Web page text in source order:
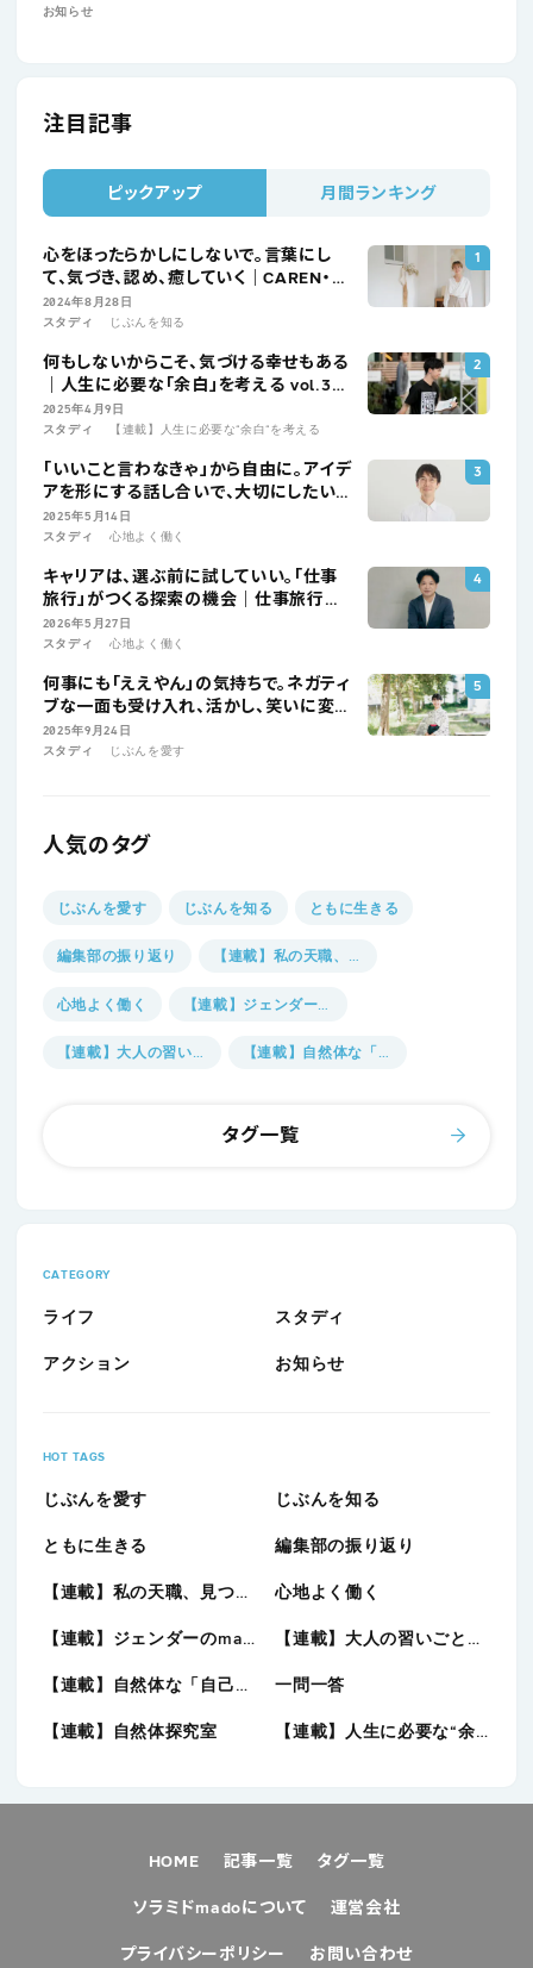
お知らせ
注目記事
ピックアップ 月間ランキング
心をほったらかしにしないで。言葉にし
て、気づき、認め、癒していく｜CAREN・松
浦桃子
2024年8月28日
スタディ
じぶんを知る
何もしないからこそ、気づける幸せもある
｜人生に必要な「余白」を考える vol.3
ぼーっとする大会プロデューサー・古井敬
人
2025年4月9日
スタディ
【連載】人生に必要な“余白“を考える
「いいこと言わなきゃ」から自由に。アイデ
アを形にする話し合いで、大切にしたいこ
と│高橋晋平さんインタビュー
2025年5月14日
スタディ
心地よく働く
キャリアは、選ぶ前に試していい。「仕事
旅行」がつくる探索の機会｜仕事旅行社・
田中翼さん
2026年5月27日
スタディ
心地よく働く
何事にも「ええやん」の気持ちで。ネガティ
ブな一面も受け入れ、活かし、笑いに変え
る
2025年9月24日
スタディ
じぶんを愛す
人気のタグ
じぶんを愛す じぶんを知る ともに生きる
編集部の振り返り 【連載】私の天職、見つけました。
心地よく働く 【連載】ジェンダーのmado
【連載】大人の習いごと図鑑 【連載】自然体な「自己表現」に向き合う
タグ一覧
CATEGORY
ライフ スタディ
アクション お知らせ
HOT TAGS
じぶんを愛す じぶんを知る
ともに生きる 編集部の振り返り
【連載】私の天職、見つけました。 心地よく働く
【連載】ジェンダーのmado 【連載】大人の習いごと図鑑
【連載】自然体な「自己表現」に向き合う 一問一答
【連載】自然体探究室 【連載】人生に必要な“余白“を考える
HOME 記事一覧 タグ一覧
ソラミドmadoについて 運営会社
プライバシーポリシー お問い合わせ